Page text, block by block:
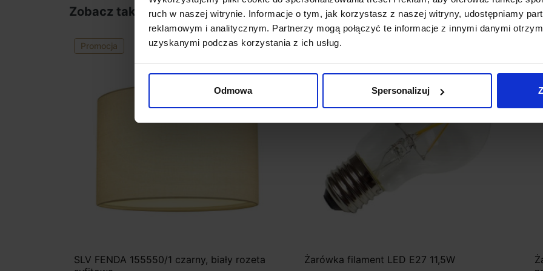
ruch w naszej witrynie. Informacje o tym, jak korzystasz z naszej witryny, udostępniamy
reklamowym i analitycznym. Partnerzy mogą połączyć te informacje z innymi danymi
uzyskanymi podczas korzystania z ich usług.
Odmowa Spersonalizuj
Zobacz także
Promocja
SLV FENDA 155550/1 czarny, biały rozeta
Żarówka filament LED E27 11,5W